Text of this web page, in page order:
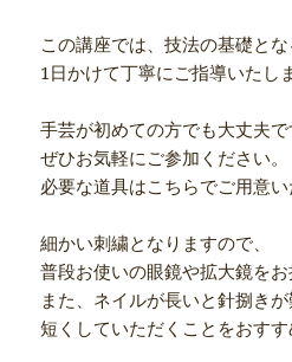
この講座では、技法の基礎とな
1日かけて丁寧にご指導いたし
手芸が初めての方でも大丈夫で
ぜひお気軽にご参加ください。
必要な道具はこちらでご用意い
細かい刺繍となりますので、
普段お使いの眼鏡や拡大鏡をお
また、ネイルが長いと針捌きが
短くしていただくことをおすす